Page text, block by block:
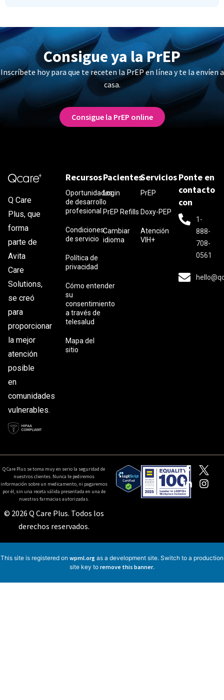
Consigue ya la PrEP
Inscríbete hoy para que te receten la PrEP en línea y te la envíen a
casa.
Consigue la PrEP online
Q Care
Plus, que
forma
parte de
Avita
Care
Solutions,
se creó
para
proporcionar
la mejor
atención
posible
en
comunidades
vulnerables.
Recursos
Oportunidades
de desarrollo
profesional
Condiciones
de servicio
Política de
privacidad
Cómo entender
su
consentimiento
a través de
telesalud
Mapa del
sitio
Pacientes
Login
PrEP Refills
Cambiar
idioma
Servicios
PrEP
Doxy-PEP
Atención
VIH+
Ponte en
contacto
con
1-
888-
708-
0561
Q Care Plus se toma muy en serio la seguridad de
nuestros clientes. Nunca te pediremos
información sobre un medicamento, ni pagaremos
por él, sin una receta válida presentada en una de
nuestras farmacias autorizadas.
© 2026 Q Care Plus. Todos los
derechos reservados.
This site is registered on wpml.org as a development site. Switch to a production
site key to remove this banner.